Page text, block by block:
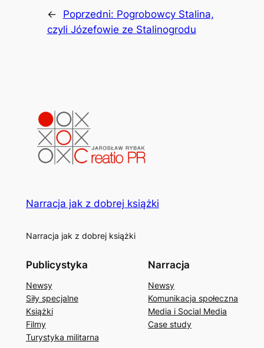
← Poprzedni: Pogrobowcy Stalina,
czyli Józefowie ze Stalinogrodu
Narracja jak z dobrej książki
Narracja jak z dobrej książki
Publicystyka
Newsy
Siły specjalne
Książki
Filmy
Turystyka militarna
Narracja
Newsy
Komunikacja społeczna
Media i Social Media
Case study